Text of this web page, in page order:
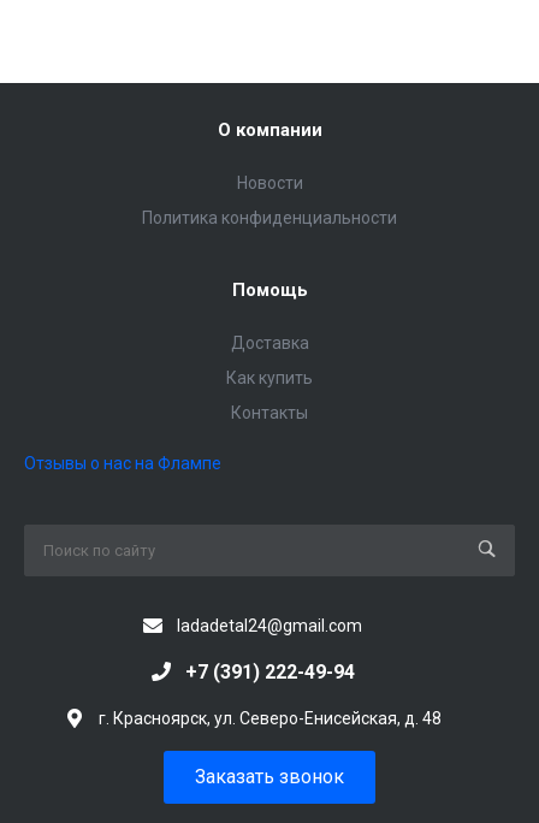
О компании
Новости
Политика конфиденциальности
Помощь
Доставка
Как купить
Контакты
Отзывы о нас на Флампе
ladadetal24@gmail.com
+7 (391) 222-49-94
г. Красноярск, ул. Северо-Енисейская, д. 48
Заказать звонок